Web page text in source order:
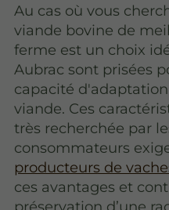
Au cas où vous
viande bovine de
ferme est un choix
Aubrac sont prisées
capacité
viande. Ces
très recherchée par
consommateurs
producteurs de
ces avantages et
préservation d’une